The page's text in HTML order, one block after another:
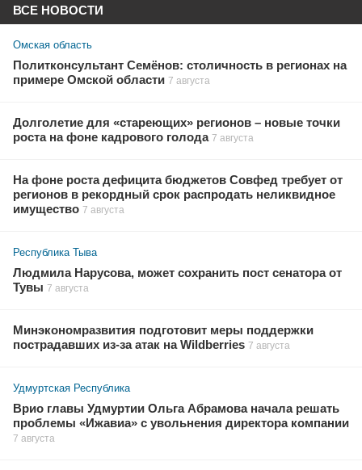
ВСЕ НОВОСТИ
Омская область
Политконсультант Семёнов: столичность в регионах на
примере Омской области 7 августа
Долголетие для «стареющих» регионов – новые точки
роста на фоне кадрового голода 7 августа
На фоне роста дефицита бюджетов Совфед требует от
регионов в рекордный срок распродать неликвидное
имущество 7 августа
Республика Тыва
Людмила Нарусова, может сохранить пост сенатора от
Тувы 7 августа
Минэкономразвития подготовит меры поддержки
пострадавших из-за атак на Wildberries 7 августа
Удмуртская Республика
Врио главы Удмуртии Ольга Абрамова начала решать
проблемы «Ижавиа» с увольнения директора компании
7 августа